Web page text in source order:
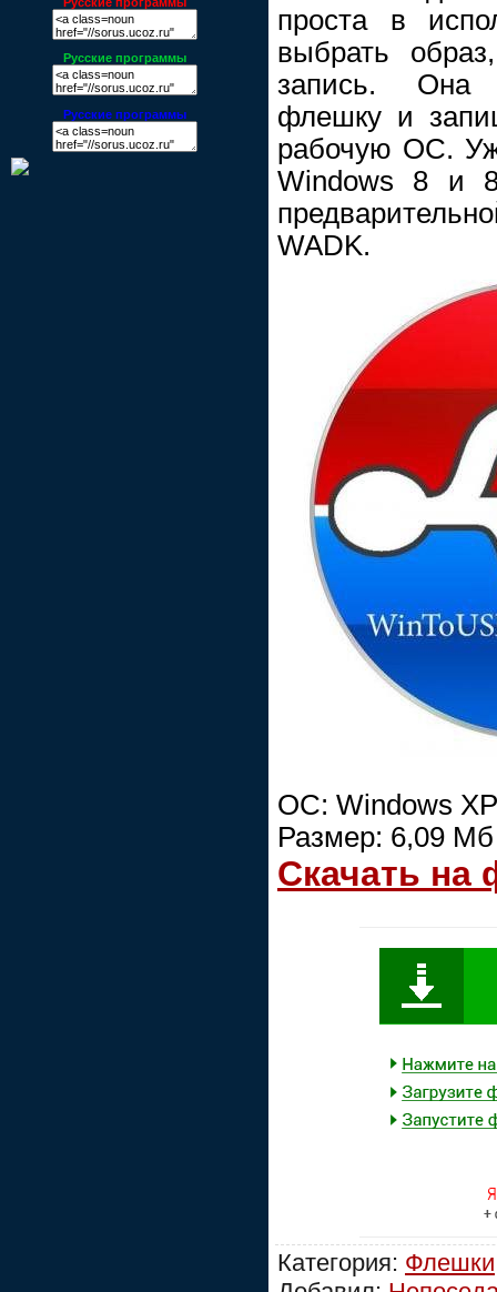
Русские программы
Русские программы
проста в
выбрать
запись. Она
флешку и
рабочую ОС.
Windows 8 и
WADK.
ОС: Windows
Размер: 6,09 Мб
Скачать на
Категория: